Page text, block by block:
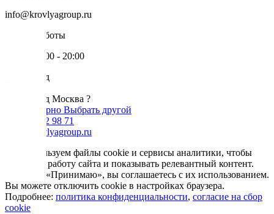
info@krovlyagroup.ru
Режим работы
Пн-Пт: 9:00 - 20:00
Ваш город
Ваш город Москва ?
Да, все верно Выбрать другой
+7 985 002 98 71
info@krovlyagroup.ru
Мы используем файлы cookie и сервисы аналитики, чтобы
улучшить работу сайта и показывать релевантный контент.
Нажимая «Принимаю», вы соглашаетесь с их использованием.
Вы можете отключить cookie в настройках браузера.
Подробнее: политика конфиденциальности, согласие на сбор
cookie